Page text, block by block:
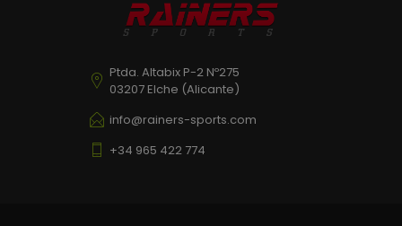
Ptda. Altabix P-2 Nº275
03207 Elche (Alicante)
info@rainers-sports.com
+34 965 422 774